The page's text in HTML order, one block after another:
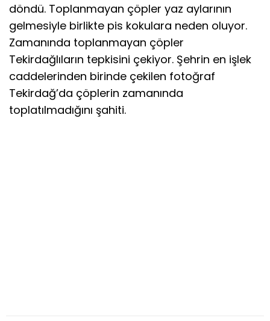
döndü. Toplanmayan çöpler yaz aylarının
gelmesiyle birlikte pis kokulara neden oluyor.
Zamanında toplanmayan çöpler
Tekirdağlıların tepkisini çekiyor. Şehrin en işlek
caddelerinden birinde çekilen fotoğraf
Tekirdağ’da çöplerin zamanında
toplatılmadığını şahiti.